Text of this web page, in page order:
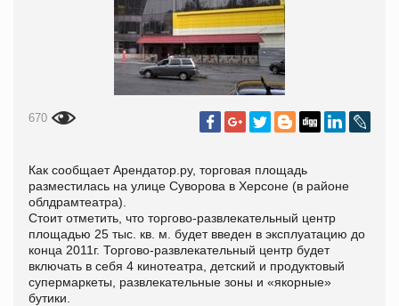
670
Как сообщаетАрендатор.ру, торговая площадь
разместилась на улице Суворова в Херсоне (в районе
облдрамтеатра).
Стоит отметить, что торгово-развлекательный центр
площадью 25 тыс. кв. м. будет введен в эксплуатацию до
конца 2011г. Торгово-развлекательный центр будет
включать в себя 4 кинотеатра, детский и продуктовый
супермаркеты, развлекательные зоны и «якорные»
бутики.